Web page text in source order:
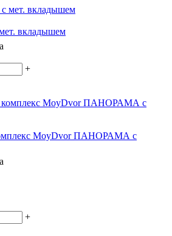
вкладышем
+
MoyDvor ПАНОРАМА с
+